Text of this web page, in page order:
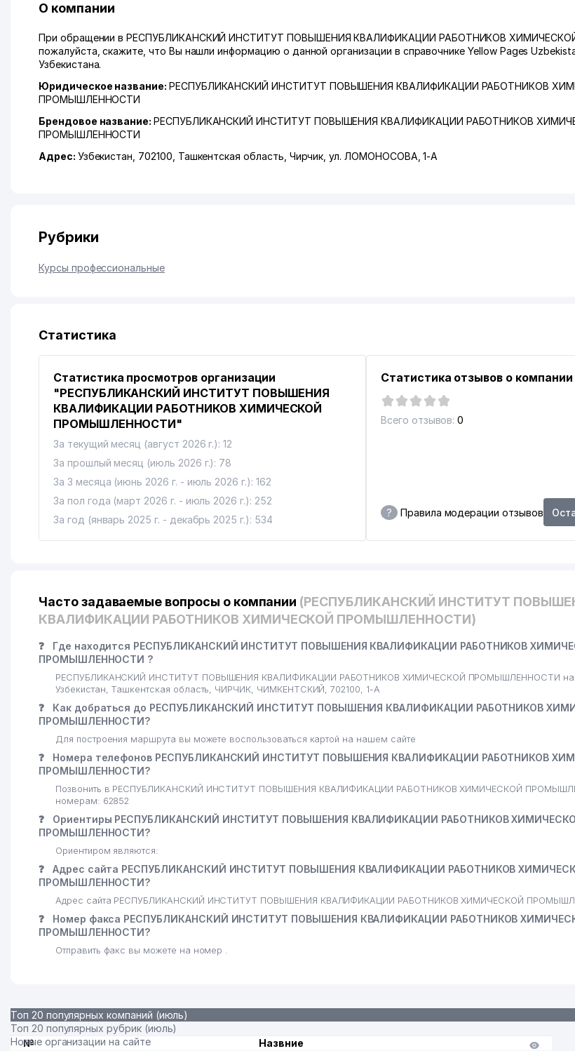
О компании
При обращении в РЕСПУБЛИКАНСКИЙ ИНСТИТУТ ПОВЫШЕНИЯ КВАЛИФИКАЦИИ РАБОТНИКОВ
пожалуйста, скажите, что Вы нашли информацию о данной организации в справочнике Yellow Pages
Узбекистана.
Юридическое название: РЕСПУБЛИКАНСКИЙ ИНСТИТУТ ПОВЫШЕНИЯ КВАЛИФИКАЦИИ РАБОТНИКОВ
ПРОМЫШЛЕННОСТИ
Брендовое название: РЕСПУБЛИКАНСКИЙ ИНСТИТУТ ПОВЫШЕНИЯ КВАЛИФИКАЦИИ РАБОТНИКОВ
ПРОМЫШЛЕННОСТИ
Адрес: Узбекистан, 702100, Ташкентская область Чирчик ,ул. ЛОМОНОСОВА , 1-А
Рубрики
Курсы профессиональные
Статистика
Статистика просмотров организации
"РЕСПУБЛИКАНСКИЙ ИНСТИТУТ ПОВЫШЕНИЯ
КВАЛИФИКАЦИИ РАБОТНИКОВ ХИМИЧЕСКОЙ
ПРОМЫШЛЕННОСТИ"
За текущий месяц (август 2026 г.): 12
За прошлый месяц (июль 2026 г.): 78
За 3 месяца (июнь 2026 г. - июль 2026 г.): 162
За пол года (март 2026 г. - июль 2026 г.): 252
За год (январь 2025 г. - декабрь 2025 г.): 534
Статистика отзывов о компании
Всего отзывов: 0
? Правила модерации отзывов
Часто задаваемые вопросы о компании (РЕСПУБЛИКАНСКИЙ ИНСТИТУТ
КВАЛИФИКАЦИИ РАБОТНИКОВ ХИМИЧЕСКОЙ ПРОМЫШЛЕННОСТИ)
❓
Где находится РЕСПУБЛИКАНСКИЙ ИНСТИТУТ ПОВЫШЕНИЯ КВАЛИФИКАЦИИ РАБОТНИКОВ
ПРОМЫШЛЕННОСТИ ?
РЕСПУБЛИКАНСКИЙ ИНСТИТУТ ПОВЫШЕНИЯ КВАЛИФИКАЦИИ РАБОТНИКОВ ХИМИЧЕСКОЙ ПРОМЫШЛЕННОСТИ
Узбекистан, Ташкентская область, ЧИРЧИК, ЧИМКЕНТСКИЙ, 702100, 1-А
❓
Как добраться до РЕСПУБЛИКАНСКИЙ ИНСТИТУТ ПОВЫШЕНИЯ КВАЛИФИКАЦИИ РАБОТНИКОВ
ПРОМЫШЛЕННОСТИ?
Для построения маршрута вы можете воспользоваться картой на нашем сайте
❓
Номера телефонов РЕСПУБЛИКАНСКИЙ ИНСТИТУТ ПОВЫШЕНИЯ КВАЛИФИКАЦИИ РАБОТНИКОВ
ПРОМЫШЛЕННОСТИ?
Позвонить в РЕСПУБЛИКАНСКИЙ ИНСТИТУТ ПОВЫШЕНИЯ КВАЛИФИКАЦИИ РАБОТНИКОВ ХИМИЧЕСКОЙ
номерам: 62852
❓
Ориентиры РЕСПУБЛИКАНСКИЙ ИНСТИТУТ ПОВЫШЕНИЯ КВАЛИФИКАЦИИ РАБОТНИКОВ
ПРОМЫШЛЕННОСТИ?
Ориентиром являются:
❓
Адрес сайта РЕСПУБЛИКАНСКИЙ ИНСТИТУТ ПОВЫШЕНИЯ КВАЛИФИКАЦИИ РАБОТНИКОВ
ПРОМЫШЛЕННОСТИ?
Адрес сайта РЕСПУБЛИКАНСКИЙ ИНСТИТУТ ПОВЫШЕНИЯ КВАЛИФИКАЦИИ РАБОТНИКОВ ХИМИЧЕСКОЙ
❓
Номер факса РЕСПУБЛИКАНСКИЙ ИНСТИТУТ ПОВЫШЕНИЯ КВАЛИФИКАЦИИ РАБОТНИКОВ
ПРОМЫШЛЕННОСТИ?
Отправить факс вы можете на номер .
Топ 20 популярных компаний (июль)
Топ 20 популярных рубрик (июль)
Новые организации на сайте
№ Назвние